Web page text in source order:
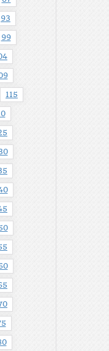
93
99
115